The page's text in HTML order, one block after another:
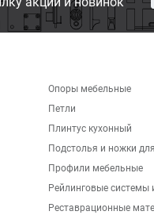
Опоры мебельные
Петли
Плинтус кухонный
Подстолья и ножки
Профили мебельные
Рейлинговые системы
Реставрационные